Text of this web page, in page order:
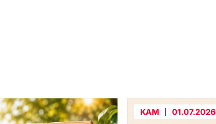
KAM 01.07.2026